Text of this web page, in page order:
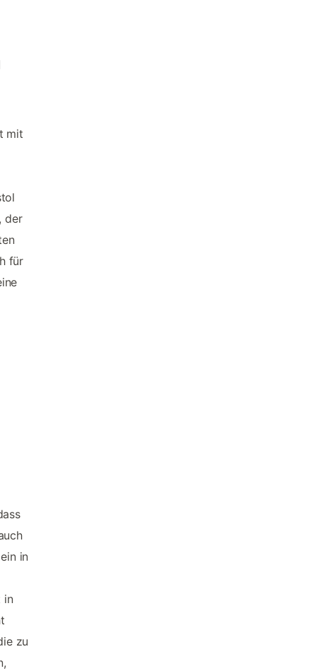
mit
der
für
in
in
zu